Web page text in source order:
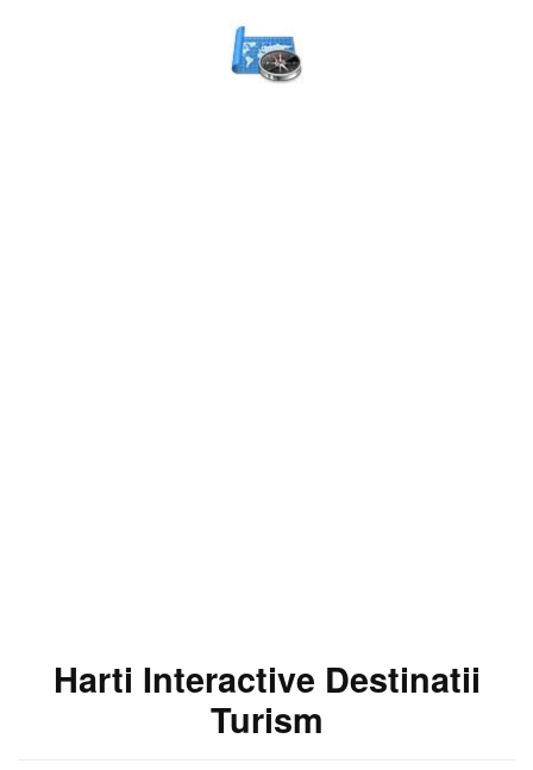
Harti Interactive Destinatii
Turism